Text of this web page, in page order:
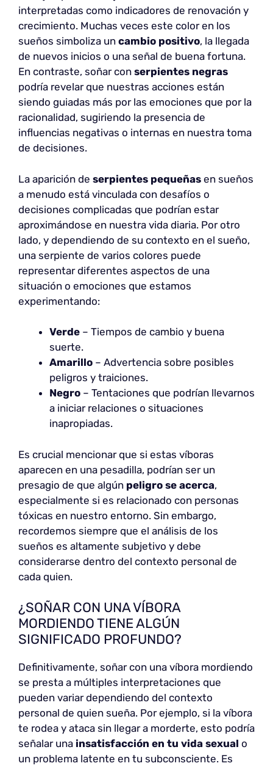
interpretadas como indicadores de renovación y
crecimiento. Muchas veces este color en los
sueños simboliza un cambio positivo, la llegada
de nuevos inicios o una señal de buena fortuna.
En contraste, soñar con serpientes negras
podría revelar que nuestras acciones están
siendo guiadas más por las emociones que por la
racionalidad, sugiriendo la presencia de
influencias negativas o internas en nuestra toma
de decisiones.
La aparición de serpientes pequeñas en sueños
a menudo está vinculada con desafíos o
decisiones complicadas que podrían estar
aproximándose en nuestra vida diaria. Por otro
lado, y dependiendo de su contexto en el sueño,
una serpiente de varios colores puede
representar diferentes aspectos de una
situación o emociones que estamos
experimentando:
Verde – Tiempos de cambio y buena
suerte.
Amarillo – Advertencia sobre posibles
peligros y traiciones.
Negro – Tentaciones que podrían llevarnos
a iniciar relaciones o situaciones
inapropiadas.
Es crucial mencionar que si estas víboras
aparecen en una pesadilla, podrían ser un
presagio de que algún peligro se acerca,
especialmente si es relacionado con personas
tóxicas en nuestro entorno. Sin embargo,
recordemos siempre que el análisis de los
sueños es altamente subjetivo y debe
considerarse dentro del contexto personal de
cada quien.
¿SOÑAR CON UNA VÍBORA
MORDIENDO TIENE ALGÚN
SIGNIFICADO PROFUNDO?
Definitivamente, soñar con una víbora mordiendo
se presta a múltiples interpretaciones que
pueden variar dependiendo del contexto
personal de quien sueña. Por ejemplo, si la víbora
te rodea y ataca sin llegar a morderte, esto podría
señalar una insatisfacción en tu vida sexual o
un problema latente en tu subconsciente. Es